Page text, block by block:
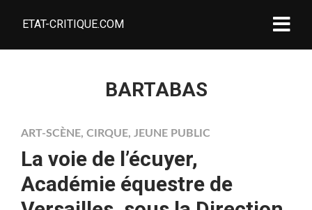
ETAT-CRITIQUE.COM
BARTABAS
ART-SCÈNE, CIRQUE, JEUNE PUBLIC
La voie de l’écuyer,
Académie équestre de